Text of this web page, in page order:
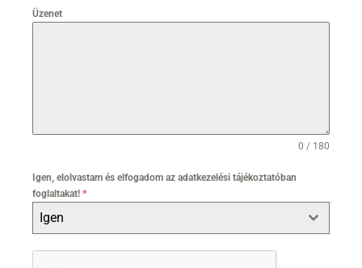
Üzenet
0 / 180
Igen, elolvastam és elfogadom az adatkezelési tájékoztatóban
foglaltakat! *
Igen